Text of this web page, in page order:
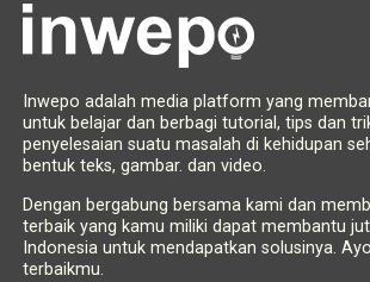
Inwepo adalah media platform yang
untuk belajar dan berbagi tutorial, tips dan
penyelesaian suatu masalah di kehidupan
bentuk teks, gambar. dan video.
Dengan bergabung bersama kami dan
terbaik yang kamu miliki dapat membantu
Indonesia untuk mendapatkan solusinya.
terbaikmu.